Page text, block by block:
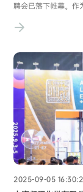
聘会已落下帷幕。作
纺织印染产业沃土
2025-09-05